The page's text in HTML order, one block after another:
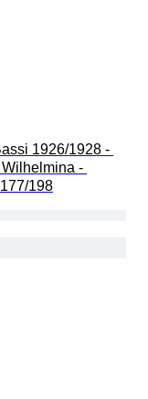
1926/1928 -
-
198